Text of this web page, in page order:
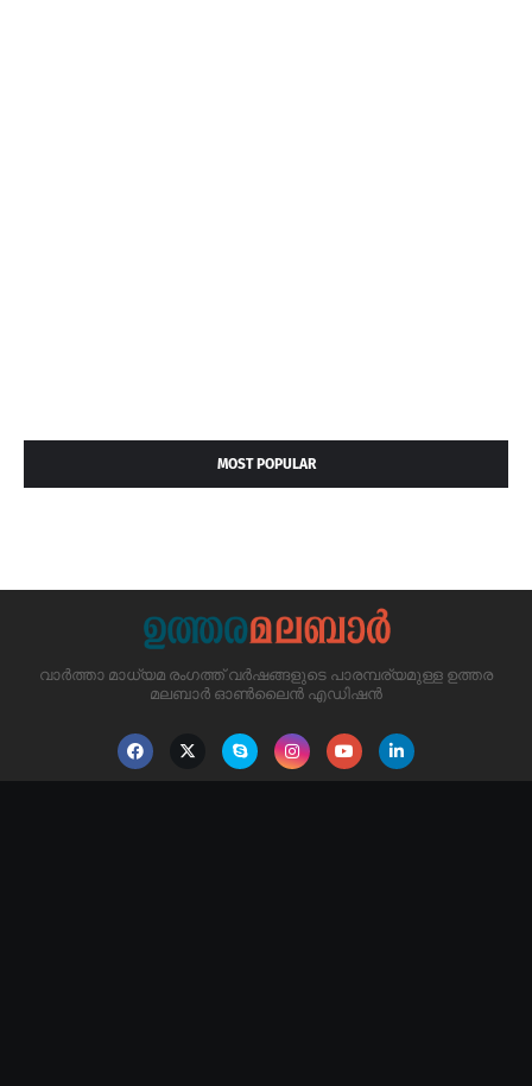
MOST POPULAR
വാർത്താ മാധ്യമ രംഗത്ത് വർഷങ്ങളുടെ പാരമ്പര്യമുള്ള ഉത്തര
മലബാർ ഓൺലൈൻ എഡിഷൻ